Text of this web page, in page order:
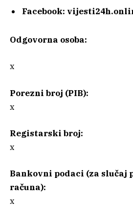
Facebook:
Odgovorna osoba:
x
Porezni broj (PIB):
x
Registarski broj:
x
Bankovni podaci (za slučaj
računa):
x